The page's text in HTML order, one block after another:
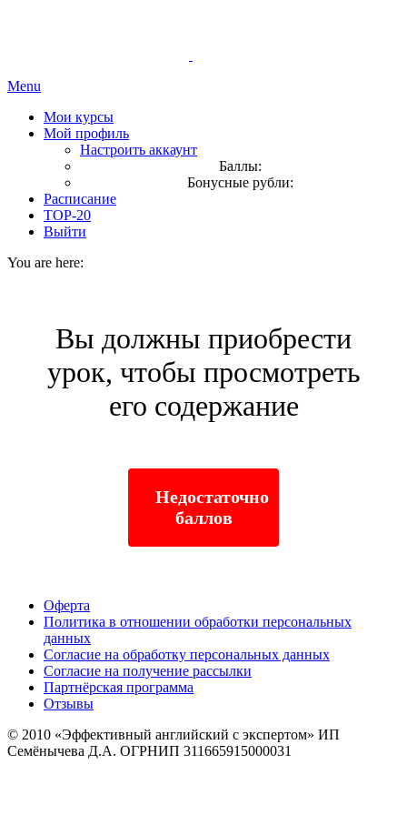
Menu
Мои курсы
Мой профиль
Настроить аккаунт
Баллы:
Бонусные рубли:
Расписание
TOP-20
Выйти
You are here:
Вы должны приобрести
урок, чтобы просмотреть
его содержание
Недостаточно
баллов
Оферта
Политика в отношении обработки персональных
данных
Согласие на обработку персональных данных
Согласие на получение рассылки
Партнёрская программа
Отзывы
© 2010 «Эффективный английский с экспертом» ИП
Семёнычева Д.А. ОГРНИП 311665915000031